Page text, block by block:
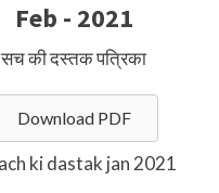
Feb - 2021
सच की दस्तक पत्रिका
Download PDF